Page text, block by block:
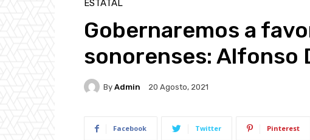
ESTATAL
Gobernaremos a
sonorenses: Alfonso
By Admin 20 Agosto, 2021
Facebook Twitter Pinterest